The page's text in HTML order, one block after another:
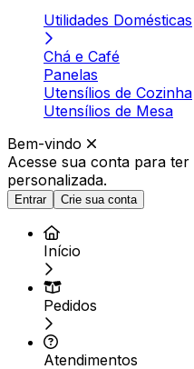
Utilidades Domésticas
Chá e Café
Panelas
Utensílios de Cozinha
Utensílios de Mesa
Bem-vindo
Acesse sua conta para ter
personalizada.
Entrar Crie sua conta
Início
Pedidos
Atendimentos